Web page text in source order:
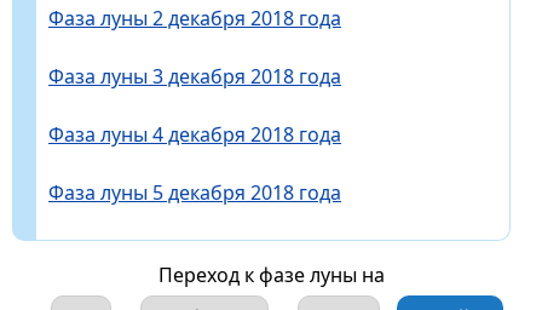
Фаза луны 2 декабря 2018 года
Фаза луны 3 декабря 2018 года
Фаза луны 4 декабря 2018 года
Фаза луны 5 декабря 2018 года
Переход к фазе луны на